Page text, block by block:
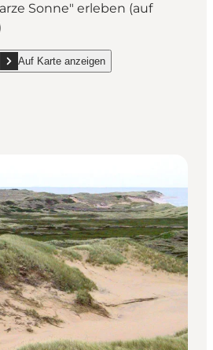
Sonne" erleben (auf
Wattenmeer (Vadehavet)"
Auf Karte anzeigen
show Das Wattenmeer (Vadehavet) on_map